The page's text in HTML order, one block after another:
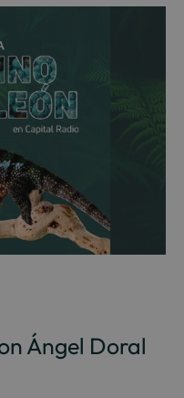
Ángel Doral